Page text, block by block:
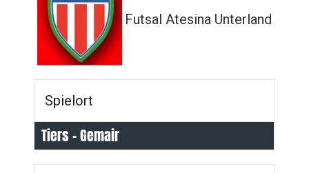
Futsal Atesina Unterland
Spielort
Tiers - Gemair